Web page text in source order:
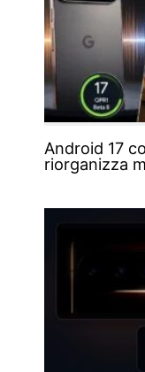
Android 17
riorganizza